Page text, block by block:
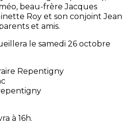
beau-frère Jacques
Roy et son conjoint Jean
et amis.
le samedi 26 octobre
Repentigny
à 16h.